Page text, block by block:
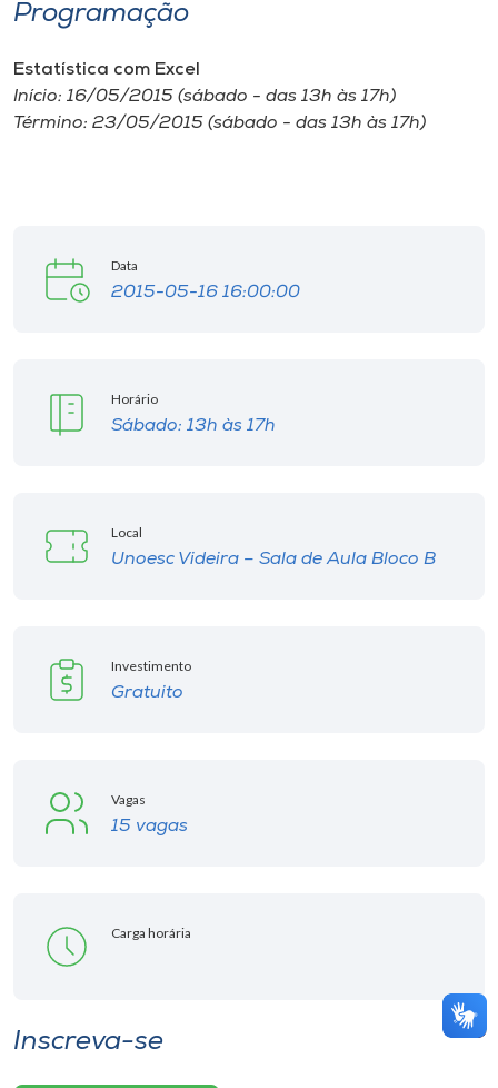
Museu
Selecione
Programação
Estatística com Excel
Início: 16/05/2015 (sábado - das 13h às 17h)
Término: 23/05/2015 (sábado - das 13h às 17h)
Data
2015-05-16 16:00:00
Horário
Sábado: 13h às 17h
Local
Unoesc Videira – Sala de Aula Bloco B
Investimento
Gratuito
Vagas
15 vagas
Carga horária
Inscreva-se